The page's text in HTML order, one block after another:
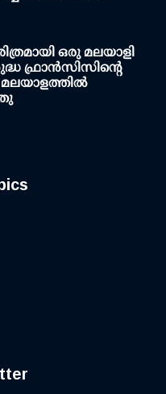
ഒരു മലയാളി
ഫ്രാൻസിസിന്റെ
മലയാളത്തിൽ